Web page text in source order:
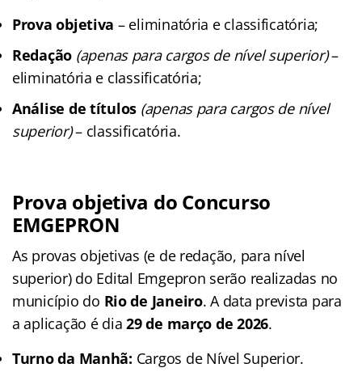
Prova objetiva – eliminatória e classificatória;
Redação (apenas para cargos de nível superior)–
eliminatória e classificatória;
Análise de títulos (apenas para cargos de nível
superior)– classificatória.
Prova objetiva do Concurso
EMGEPRON
As provas objetivas (e de redação, para nível
superior) do Edital Emgepron serão realizadas no
município do Rio de Janeiro. A data prevista para
a aplicação é dia29 de março de 2026.
Turno da Manhã: Cargos de Nível Superior.